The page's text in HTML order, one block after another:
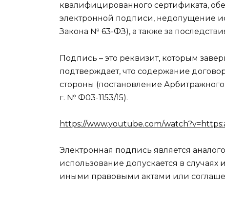
квалифицированного сертификата,
электронной подписи, недопущение
Закона № 63-ФЗ), а также за
Подпись – это реквизит, которым
подтверждает, что содержание
стороны (постановление
г. № Ф03-1153/15).
https://www.youtube.com/
Электронная подпись является
использование допускается в
иными правовыми актами или